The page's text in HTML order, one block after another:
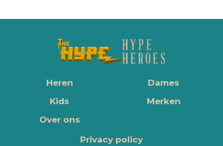
Heren
Dames
Kids
Merken
Over ons
Privacy policy